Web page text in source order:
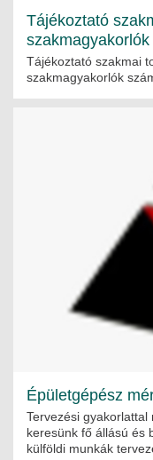
Tájékoztató
Tájékoztató szakmai
szakmagyakorlók
Épületgépész
Tervezési
keresünk fő állású és
külföldi munkák